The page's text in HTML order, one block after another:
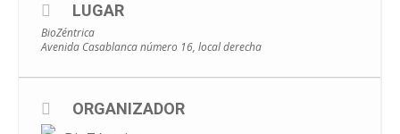
ACERCA DE NUESTRO PROPÓSITO, ES DECIR,
ACERCA DE AQUELLO QUE EN ESTA VIDA ESTAMOS
POTENCIAR, CREAR O COMPARTIR. VEREMOS EN ESTE
TALLER CÓMO PODEMOS RESCATAR LOS VALORES
DE
LUGAR
BioZéntrica
Avenida Casablanca número 16, local derecha
ORGANIZADOR